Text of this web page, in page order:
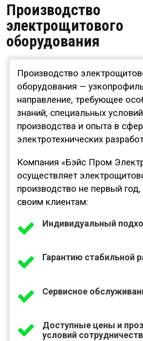
Производство
электрощитового
оборудования
Производство
оборудования —
направление, требующее
знаний, специальных условий
производства и опыта в
электротехнических
Компания «Бэйс Пром
осуществляет
производство не первый год,
своим клиентам:
Индивидуальный
Гарантию стабильной
Сервисное
Доступные цены и
условий